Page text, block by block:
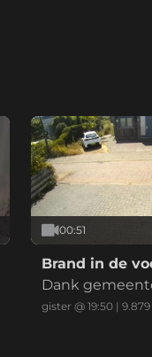
00:51
Brand in de
Dank
niet nu met de
gister @ 19:50 |9.879